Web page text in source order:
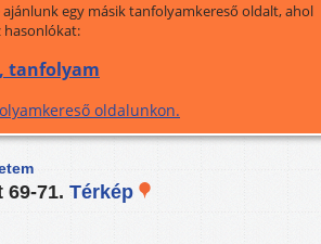
egy másik tanfolyamkereső oldalt, ahol
hasonlókat:
tanfolyam
oldalunkon.
69-71. Térkép